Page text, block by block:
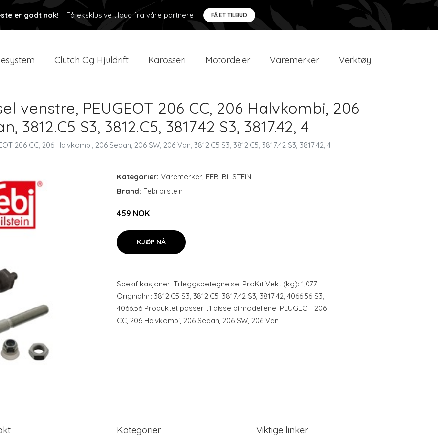
er godt nok! Få eksklusive tilbud fra våre partnere FÅ ET TILBUD
Clutch Og Hjuldrift Karosseri Motordeler Varemerker Verktøy
venstre, PEUGEOT 206 CC, 206 Halvkombi, 206
3812.C5 S3, 3812.C5, 3817.42 S3, 3817.42, 4
206 CC, 206 Halvkombi, 206 Sedan, 206 SW, 206 Van, 3812.C5 S3, 3812.C5, 3817.42 S3, 3817.42, 4
Kategorier: Varemerker, FEBI BILSTEIN
Brand: Febi bilstein
459 NOK
KJØP NÅ
Spesifikasjoner: Tilleggsbetegnelse: ProKit Vekt (kg): 1,077
Originalnr.: 3812.C5 S3, 3812.C5, 3817.42 S3, 3817.42, 4066.56 S3,
4066.56 Produktet passer til disse bilmodellene: PEUGEOT 206
CC, 206 Halvkombi, 206 Sedan, 206 SW, 206 Van
Kategorier Viktige linker